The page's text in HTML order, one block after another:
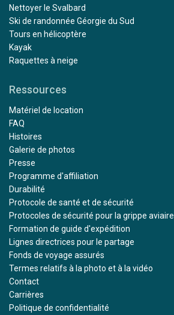
Nettoyer le Svalbard
Ski de randonnée Géorgie du Sud
Tours en hélicoptère
Kayak
Raquettes à neige
Ressources
Matériel de location
FAQ
Histoires
Galerie de photos
Presse
Programme d'affiliation
Durabilité
Protocole de santé et de sécurité
Protocoles de sécurité pour la grippe aviaire
Formation de guide d'expédition
Lignes directrices pour le partage
Fonds de voyage assurés
Termes relatifs à la photo et à la vidéo
Contact
Carrières
Politique de confidentialité